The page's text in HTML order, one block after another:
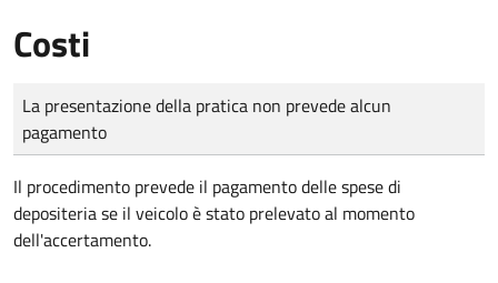
Costi
Tipo di pagamento
Importo
La presentazione della pratica non prevede alcun
pagamento
Il procedimento prevede il pagamento delle spese di
depositeria se il veicolo è stato prelevato al momento
dell'accertamento.